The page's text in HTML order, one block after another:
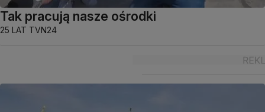
Tak pracują nasze ośrodki
25 LAT TVN24